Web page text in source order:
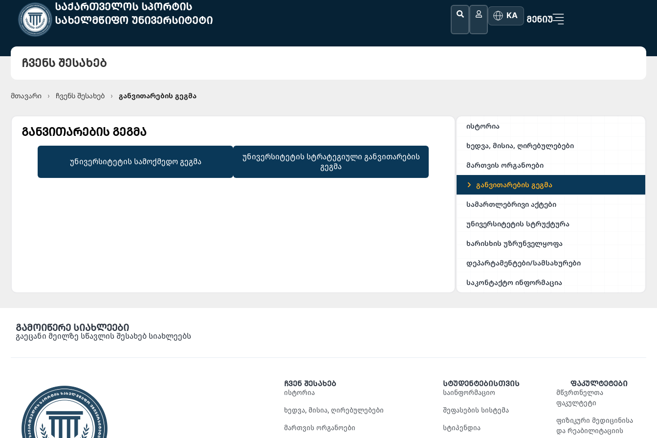
საქართველოს სპორტის
სახელმწიფო უნივერსიტეტი
KA ᲛᲔᲜᲘᲣ
ჩვენს შესახებ
მთავარი › ჩვენს შესახებ › განვითარების გეგმა
განვითარების გეგმა
უნივერსიტეტის სამოქმედო გეგმა
უნივერსიტეტის სტრატეგიული განვითარების
გეგმა
ისტორია
ხედვა, მისია, ღირებულებები
მართვის ორგანოები
განვითარების გეგმა
სამართლებრივი აქტები
უნივერსიტეტის სტრუქტურა
ხარისხის უზრუნველყოფა
დეპარტამენტები/სამსახურები
საკონტაქტო ინფორმაცია
გამოიწერე სიახლეები
გაეცანი მეილზე სწავლის შესახებ სიახლეებს
ჩვენ შესახებ
ისტორია
ხედვა, მისია, ღირებულებები
მართვის ორგანოები
სტუდენტებისთვის
საინფორმაციო
შეფასების სისტემა
სტიპენდია
ფაკულტეტები
მწვრთნელთა
ფაკულტეტი
ფიზიკური მედიცინისა
და რეაბილიტაციის